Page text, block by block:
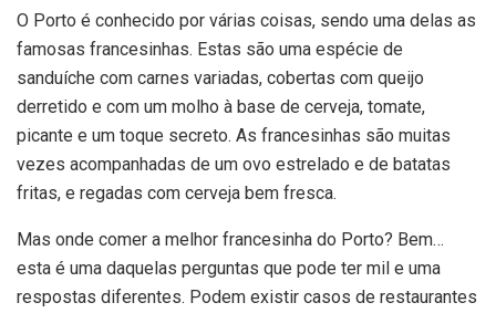
O Porto é conhecido por várias coisas, sendo uma delas as
famosas francesinhas. Estas são uma espécie de
sanduíche com carnes variadas, cobertas com queijo
derretido e com um molho à base de cerveja, tomate,
picante e um toque secreto. As francesinhas são muitas
vezes acompanhadas de um ovo estrelado e de batatas
fritas, e regadas com cerveja bem fresca.
Mas onde comer a melhor francesinha do Porto? Bem…
esta é uma daquelas perguntas que pode ter mil e uma
respostas diferentes. Podem existir casos de restaurantes